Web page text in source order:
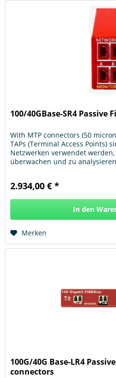
100/40GBase-SR4 Passive
With MTP connectors (50
TAPs (Terminal Access Points)
Netzwerken verwendet
überwachen und zu
2.934,00 € *
In den
Merken
100G/40G Base-LR4
connectors